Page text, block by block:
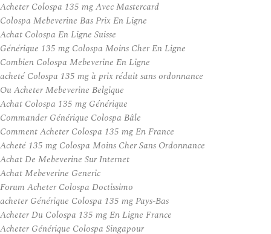
Acheter Colospa 135 mg Avec Mastercard
Colospa Mebeverine Bas Prix En Ligne
Achat Colospa En Ligne Suisse
Générique 135 mg Colospa Moins Cher En Ligne
Combien Colospa Mebeverine En Ligne
acheté Colospa 135 mg à prix réduit sans ordonnance
Ou Acheter Mebeverine Belgique
Achat Colospa 135 mg Générique
Commander Générique Colospa Bâle
Comment Acheter Colospa 135 mg En France
Acheté 135 mg Colospa Moins Cher Sans Ordonnance
Achat De Mebeverine Sur Internet
Achat Mebeverine Generic
Forum Acheter Colospa Doctissimo
acheter Générique Colospa 135 mg Pays-Bas
Acheter Du Colospa 135 mg En Ligne France
Acheter Générique Colospa Singapour